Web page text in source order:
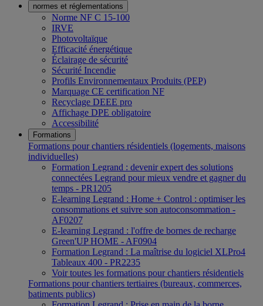
normes et réglementations
Norme NF C 15-100
IRVE
Photovoltaïque
Efficacité énergétique
Éclairage de sécurité
Sécurité Incendie
Profils Environnementaux Produits (PEP)
Marquage CE certification NF
Recyclage DEEE pro
Affichage DPE obligatoire
Accessibilité
Formations
Formations pour chantiers résidentiels (logements, maisons
individuelles)
Formation Legrand : devenir expert des solutions
connectées Legrand pour mieux vendre et gagner du
temps - PR1205
E-learning Legrand : Home + Control : optimiser les
consommations et suivre son autoconsommation -
AF0207
E-learning Legrand : l'offre de bornes de recharge
Green'UP HOME - AF0904
Formation Legrand : La maîtrise du logiciel XLPro4
Tableaux 400 - PR2235
Voir toutes les formations pour chantiers résidentiels
Formations pour chantiers tertiaires (bureaux, commerces,
batiments publics)